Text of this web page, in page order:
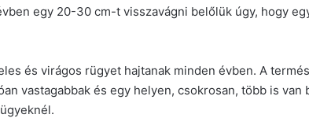
egy 20-30 cm-t visszavágni belőlük úgy, hogy
és virágos rügyet hajtanak minden évben. A
vastagabbak és egy helyen, csokrosan, több is